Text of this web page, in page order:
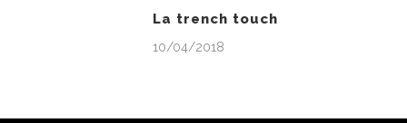
La trench touch
10/04/2018